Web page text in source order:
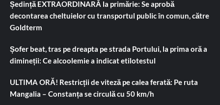
Ședință EXTRAORDINARĂ la primărie: Se aprobă
decontarea cheltuielor cu transportul public în comun, către
Goldterm
Șofer beat, tras pe dreapta pe strada Portului, la prima oră a
dimineții: Ce alcoolemie a indicat etilotestul
ULTIMA ORĂ! Restricții de viteză pe calea ferată: Pe ruta
Mangalia – Constanța se circulă cu 50 km/h